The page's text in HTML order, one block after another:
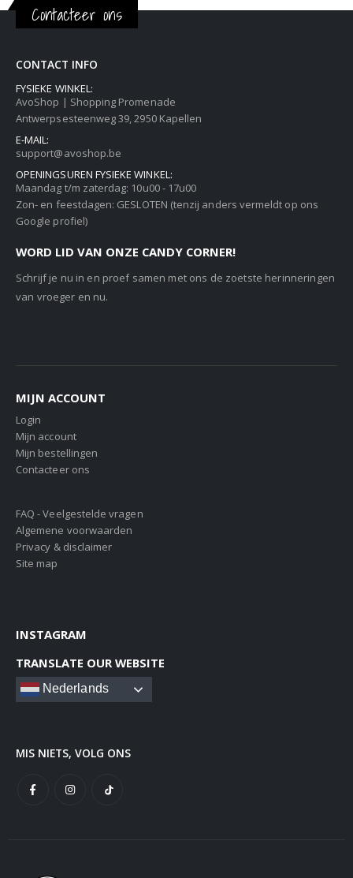
Contacteer ons
CONTACT INFO
FYSIEKE WINKEL:
AvoShop | Shopping Promenade
Antwerpsesteenweg 39, 2950 Kapellen
E-MAIL:
support@avoshop.be
OPENINGSUREN FYSIEKE WINKEL:
Maandag t/m zaterdag: 10u00 - 17u00
Zon- en feestdagen: GESLOTEN (tenzij anders vermeldt op ons
Google profiel)
WORD LID VAN ONZE CANDY CORNER!
Schrijf je nu in en proef samen met ons de zoetste herinneringen
van vroeger en nu.
MIJN ACCOUNT
Login
Mijn account
Mijn bestellingen
Contacteer ons
FAQ - Veelgestelde vragen
Algemene voorwaarden
Privacy & disclaimer
Site map
INSTAGRAM
TRANSLATE OUR WEBSITE
Nederlands
MIS NIETS, VOLG ONS